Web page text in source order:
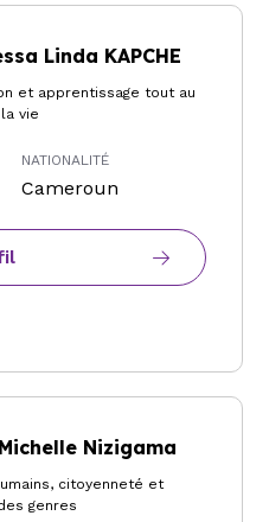
Linda KAPCHE
et apprentissage tout au
vie
NATIONALITÉ
Cameroun
Nizigama
citoyenneté et
genres